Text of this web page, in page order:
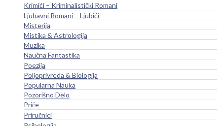
Krimići – Kriminalistički Romani
Ljubavni Romani – Ljubići
Misterija
Mistika & Astrologija
Muzika
Naučna Fantastika
Poezija
Poljoprivreda & Biologija
Popularna Nauka
Pozorišno Delo
Priče
Priručnici